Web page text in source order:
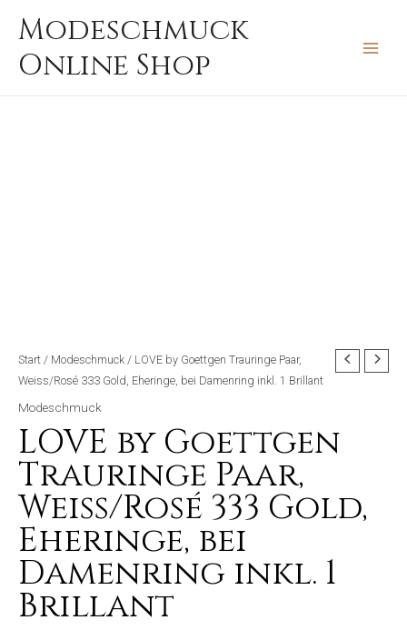
Inhalt
springen
Modeschmuck
Online Shop
Start / Modeschmuck / LOVE by Goettgen Trauringe Paar,
Weiss/Rosé 333 Gold, Eheringe, bei Damenring inkl. 1 Brillant
Modeschmuck
LOVE by Goettgen
Trauringe Paar,
Weiss/Rosé 333 Gold,
Eheringe, bei
Damenring inkl. 1
Brillant